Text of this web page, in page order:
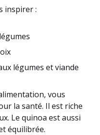
inspirer :
légumes et viande
vous
la santé. Il est riche
Le quinoa est aussi
équilibrée.